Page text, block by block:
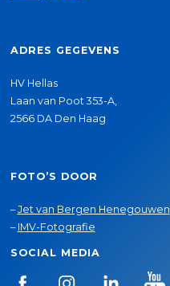
ADRES GEGEVENS
HV Hellas
Laan van Poot 353-A,
2566 DA Den Haag
FOTO’S DOOR
–Jet van Bergen Henegouwen
– IMV-Fotografie
SOCIAL MEDIA